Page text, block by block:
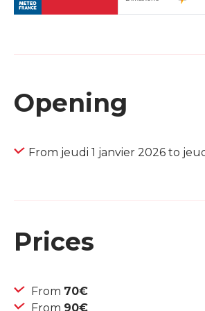
Opening
From jeudi 1 janvier 2026 to
Prices
From 70€
From 90€